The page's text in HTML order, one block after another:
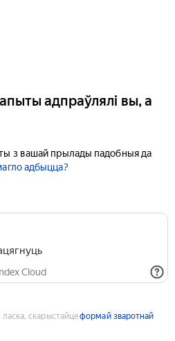
адпраўлялі вы, а
з вашай прылады падобныя да
адбыцца?
Cloud
ласка, скарыстайцеформай зваротнай